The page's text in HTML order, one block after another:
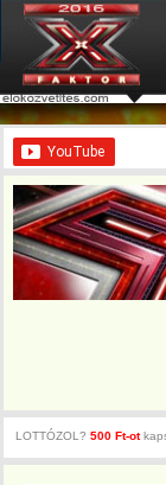
LOTTÓZOL? 500 Ft-ot